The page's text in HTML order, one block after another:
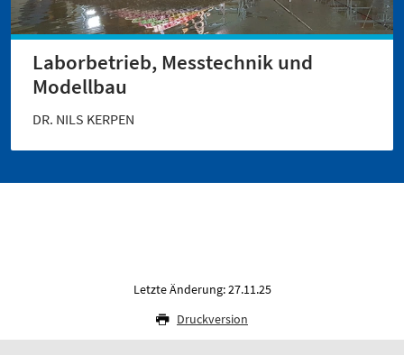
Laborbetrieb, Messtechnik und
Modellbau
DR. NILS KERPEN
Letzte Änderung: 27.11.25
Druckversion